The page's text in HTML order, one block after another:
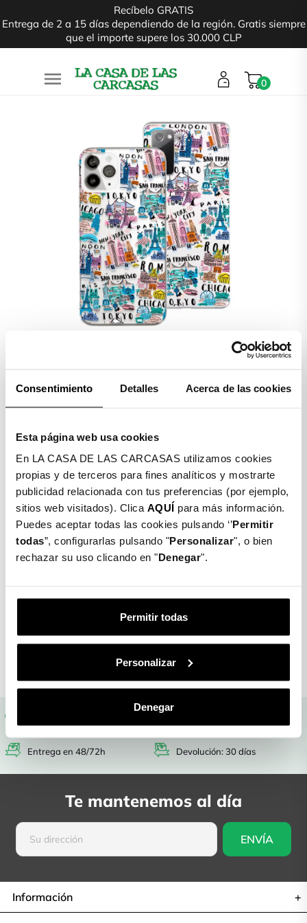
Consentimiento Detalles Acerca de las cookies
Esta página web usa cookies
En LA CASA DE LAS CARCASAS utilizamos cookies
propias y de terceros para fines analíticos y mostrarte
publicidad relacionada con tus preferencias (por ejemplo,
sitios web visitados). Clica AQUÍ para más información.
Puedes aceptar todas las cookies pulsando ‘’Permitir
todas”, configurarlas pulsando "Personalizar", o bien
rechazar su uso clicando en "Denegar".
Permitir todas
Personalizar
Denegar
Recíbelo GRATIS
Entrega de 2 a 15 días dependiendo de la región. Gratis siempre
que el importe supere los 30.000 CLP
 0
Detalles producto
FUNDA DIBUJO - CIUDADES
DEL MUNDO
$ 9.500
gratis
48/72h
Entrega en 48/72h Devolución: 30 días
Te mantenemos al día
Información